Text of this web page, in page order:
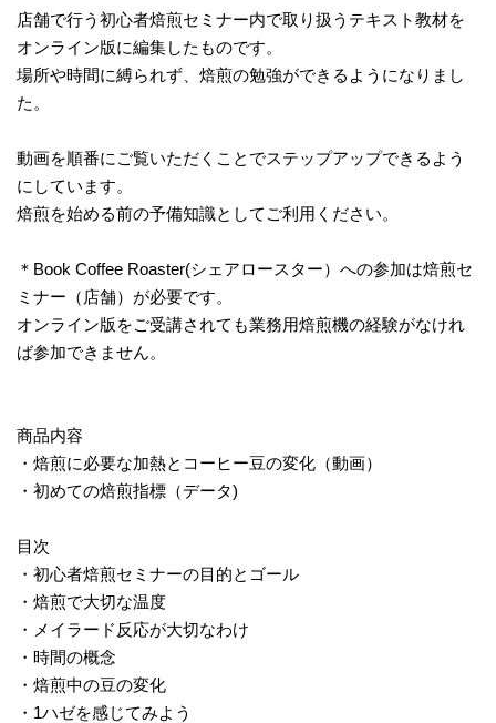
店舗で行う初心者焙煎セミナー内で取り扱うテキスト教材を
オンライン版に編集したものです。
場所や時間に縛られず、焙煎の勉強ができるようになりまし
た。
動画を順番にご覧いただくことでステップアップできるよう
にしています。
焙煎を始める前の予備知識としてご利用ください。
＊Book Coffee Roaster(シェアロースター）への参加は焙煎セ
ミナー（店舗）が必要です。
オンライン版をご受講されても業務用焙煎機の経験がなけれ
ば参加できません。
商品内容
・焙煎に必要な加熱とコーヒー豆の変化（動画）
・初めての焙煎指標（データ)
目次
・初心者焙煎セミナーの目的とゴール
・焙煎で大切な温度
・メイラード反応が大切なわけ
・時間の概念
・焙煎中の豆の変化
・1ハゼを感じてみよう